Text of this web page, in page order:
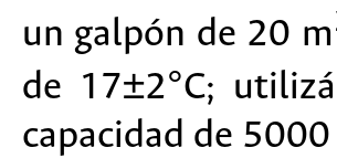
un galpón de 20 m
de 17±2°C;
capacidad de 5000